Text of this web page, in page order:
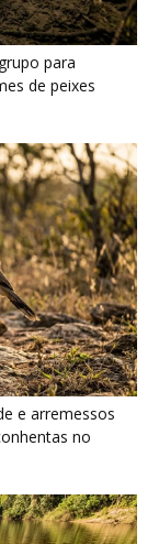
e arremessos
no
subaquática